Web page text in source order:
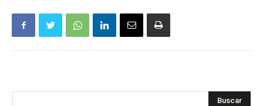
Buscar